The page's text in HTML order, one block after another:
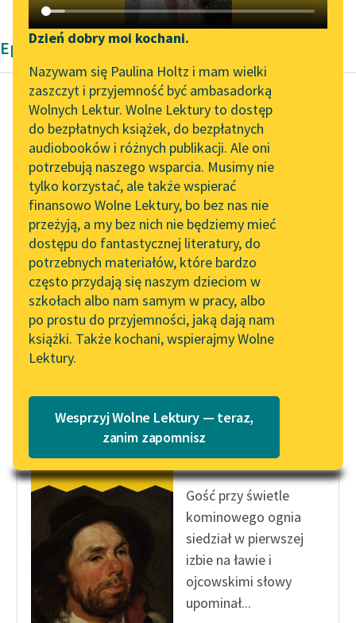
Katalog DAISY
Podkasty o książkach
Zgłoś brak utworu
Aktualności
„Prokurator Alicja Horn”
do słuchania
Byliśmy częścią AI Impact
Lab
Zapraszamy na spotkanie
online z tłumaczkami
literatury skandynawskiej
Spotkanie z Katarzyną
Tunkiel w Oslo
102. lata temu zmarł
Joseph Conrad
Lektury szkolne i klasyka
literatury do słuchania dla
uczennic i uczniów z
niepełnosprawnościami
E-kolekcja lektur
szkolnych i literatury do
słuchania dla uczennic i
uczniów z
niepełnosprawnościami
Narzędzia
Mapa Wolnych Lektur
Leśmianator
Przewodnik dla piszących i
czytających
API
OAI-PMH
Widget Wolnych Lektur
Przypisy
Katalog w formacie PDF
Dzień dobry moi kochani.
Nazywam się Paulina Holtz i mam wielki
zaszczyt i przyjemność być ambasadorką
Wolnych Lektur. Wolne Lektury to dostęp
do bezpłatnych książek, do bezpłatnych
audiobooków i różnych publikacji. Ale oni
potrzebują naszego wsparcia. Musimy nie
tylko korzystać, ale także wspierać
finansowo Wolne Lektury, bo bez nas nie
przeżyją, a my bez nich nie będziemy mieć
dostępu do fantastycznej literatury, do
potrzebnych materiałów, które bardzo
często przydają się naszym dzieciom w
szkołach albo nam samym w pracy, albo
po prostu do przyjemności, jaką dają nam
książki. Także kochani, wspierajmy Wolne
Lektury.
Wesprzyj Wolne Lektury — teraz,
zanim zapomnisz
Epika Bolesław Prus
Bolesław Prus
Lalka, tom drugi
— Pan Rzecki,
plenipotent
gospodarza… —
odezwał się rządca
wskazując na mnie.
Młody człowiek oparł
się na...
Bolesław Prus
Placówka
Gość przy świetle
kominowego ognia
siedział w pierwszej
izbie na ławie i
ojcowskimi słowy
upominał...